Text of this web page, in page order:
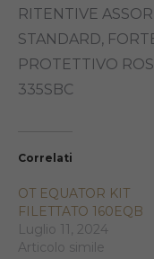
RITENTIVE
STANDARD,
PROTETTIVO
335SBC
Correlati
OT EQUATOR KIT
FILETTATO 160EQB
Luglio 11, 2024
Articolo simile